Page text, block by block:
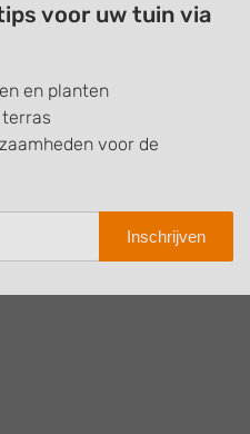
voor uw tuin via
en planten
voor de
Inschrijven